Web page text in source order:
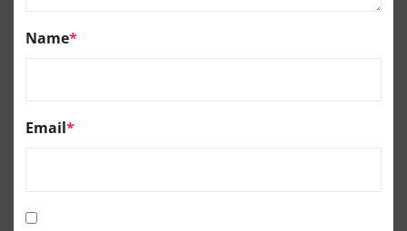
Name*
Email*